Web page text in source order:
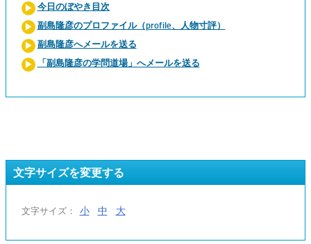
今日のぼやき目次
副島隆彦のプロファイル（profile、人物寸評）
副島隆彦へメールを送る
「副島隆彦の学問道場」へメールを送る
文字サイズを変更する
文字サイズ： 小 中 大